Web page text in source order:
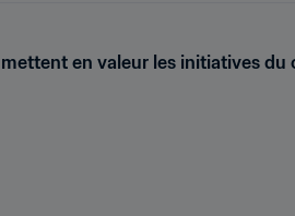
en valeur les initiatives